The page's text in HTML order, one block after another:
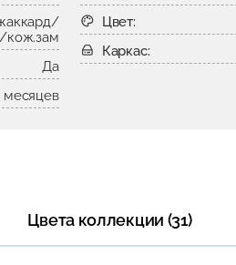
кож.зам
Да
месяцев
Цвет:
Каркас:
Цвета коллекции (31)